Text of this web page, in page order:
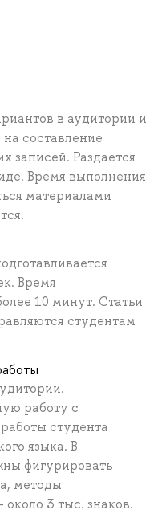
в аудитории и
составление
записей. Раздается
Время выполнения
материалами
Время
10 минут. Статьи
студентам
работу с
студента
языка. В
фигурировать
методы
3 тыс. знаков.